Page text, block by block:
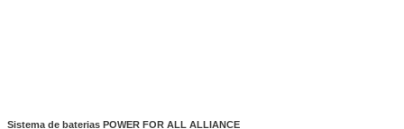
Sistema de baterias POWER FOR ALL ALLIANCE